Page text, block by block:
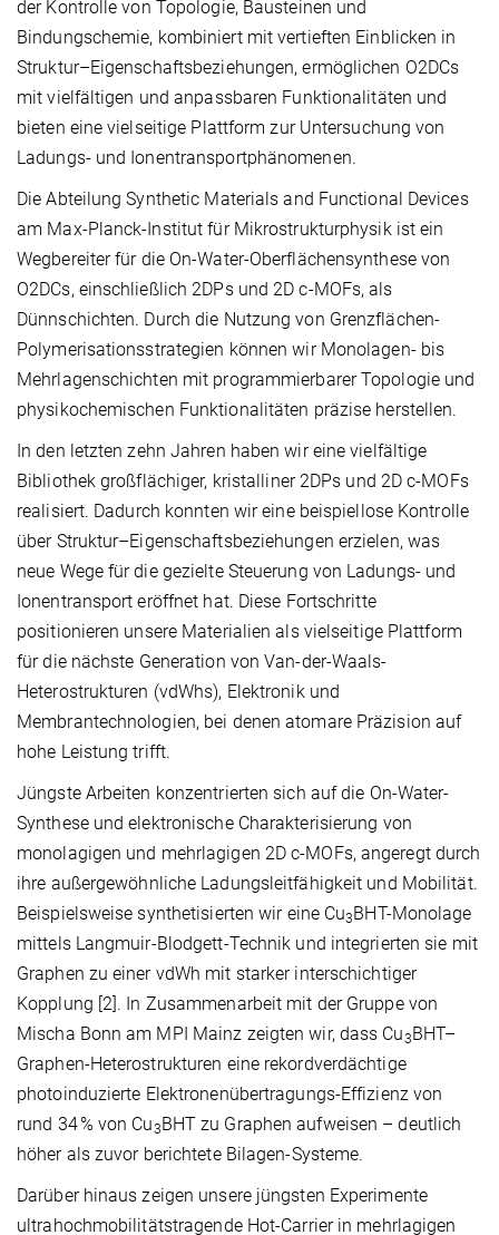
der Kontrolle von Topologie, Bausteinen und
Bindungschemie, kombiniert mit vertieften Einblicken in
Struktur–Eigenschaftsbeziehungen, ermöglichen O2DCs
mit vielfältigen und anpassbaren Funktionalitäten und
bieten eine vielseitige Plattform zur Untersuchung von
Ladungs- und Ionentransportphänomenen.
Die Abteilung Synthetic Materials and Functional Devices
am Max-Planck-Institut für Mikrostrukturphysik ist ein
Wegbereiter für die On-Water-Oberflächensynthese von
O2DCs, einschließlich 2DPs und 2D c-MOFs, als
Dünnschichten. Durch die Nutzung von Grenzflächen-
Polymerisationsstrategien können wir Monolagen- bis
Mehrlagenschichten mit programmierbarer Topologie und
physikochemischen Funktionalitäten präzise herstellen.
In den letzten zehn Jahren haben wir eine vielfältige
Bibliothek großflächiger, kristalliner 2DPs und 2D c-MOFs
realisiert. Dadurch konnten wir eine beispiellose Kontrolle
über Struktur–Eigenschaftsbeziehungen erzielen, was
neue Wege für die gezielte Steuerung von Ladungs- und
Ionentransport eröffnet hat. Diese Fortschritte
positionieren unsere Materialien als vielseitige Plattform
für die nächste Generation von Van-der-Waals-
Heterostrukturen (vdWhs), Elektronik und
Membrantechnologien, bei denen atomare Präzision auf
hohe Leistung trifft.
Jüngste Arbeiten konzentrierten sich auf die On-Water-
Synthese und elektronische Charakterisierung von
monolagigen und mehrlagigen 2D c-MOFs, angeregt durch
ihre außergewöhnliche Ladungsleitfähigkeit und Mobilität.
Beispielsweise synthetisierten wir eine Cu3 BHT-Monolage
mittels Langmuir-Blodgett-Technik und integrierten sie mit
Graphen zu einer vdWh mit starker interschichtiger
Kopplung [2]. In Zusammenarbeit mit der Gruppe von
Mischa Bonn am MPI Mainz zeigten wir, dass Cu3 BHT–
Graphen-Heterostrukturen eine rekordverdächtige
photoinduzierte Elektronenübertragungs-Effizienz von
rund 34 % von Cu3 BHT zu Graphen aufweisen – deutlich
höher als zuvor berichtete Bilagen-Systeme.
Darüber hinaus zeigen unsere jüngsten Experimente
ultrahochmobilitätstragende Hot-Carrier in mehrlagigen